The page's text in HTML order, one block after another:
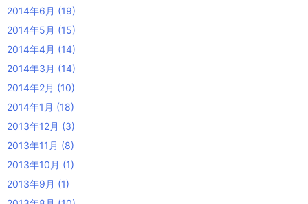
2014年6月 (19)
2014年5月 (15)
2014年4月 (14)
2014年3月 (14)
2014年2月 (10)
2014年1月 (18)
2013年12月 (3)
2013年11月 (8)
2013年10月 (1)
2013年9月 (1)